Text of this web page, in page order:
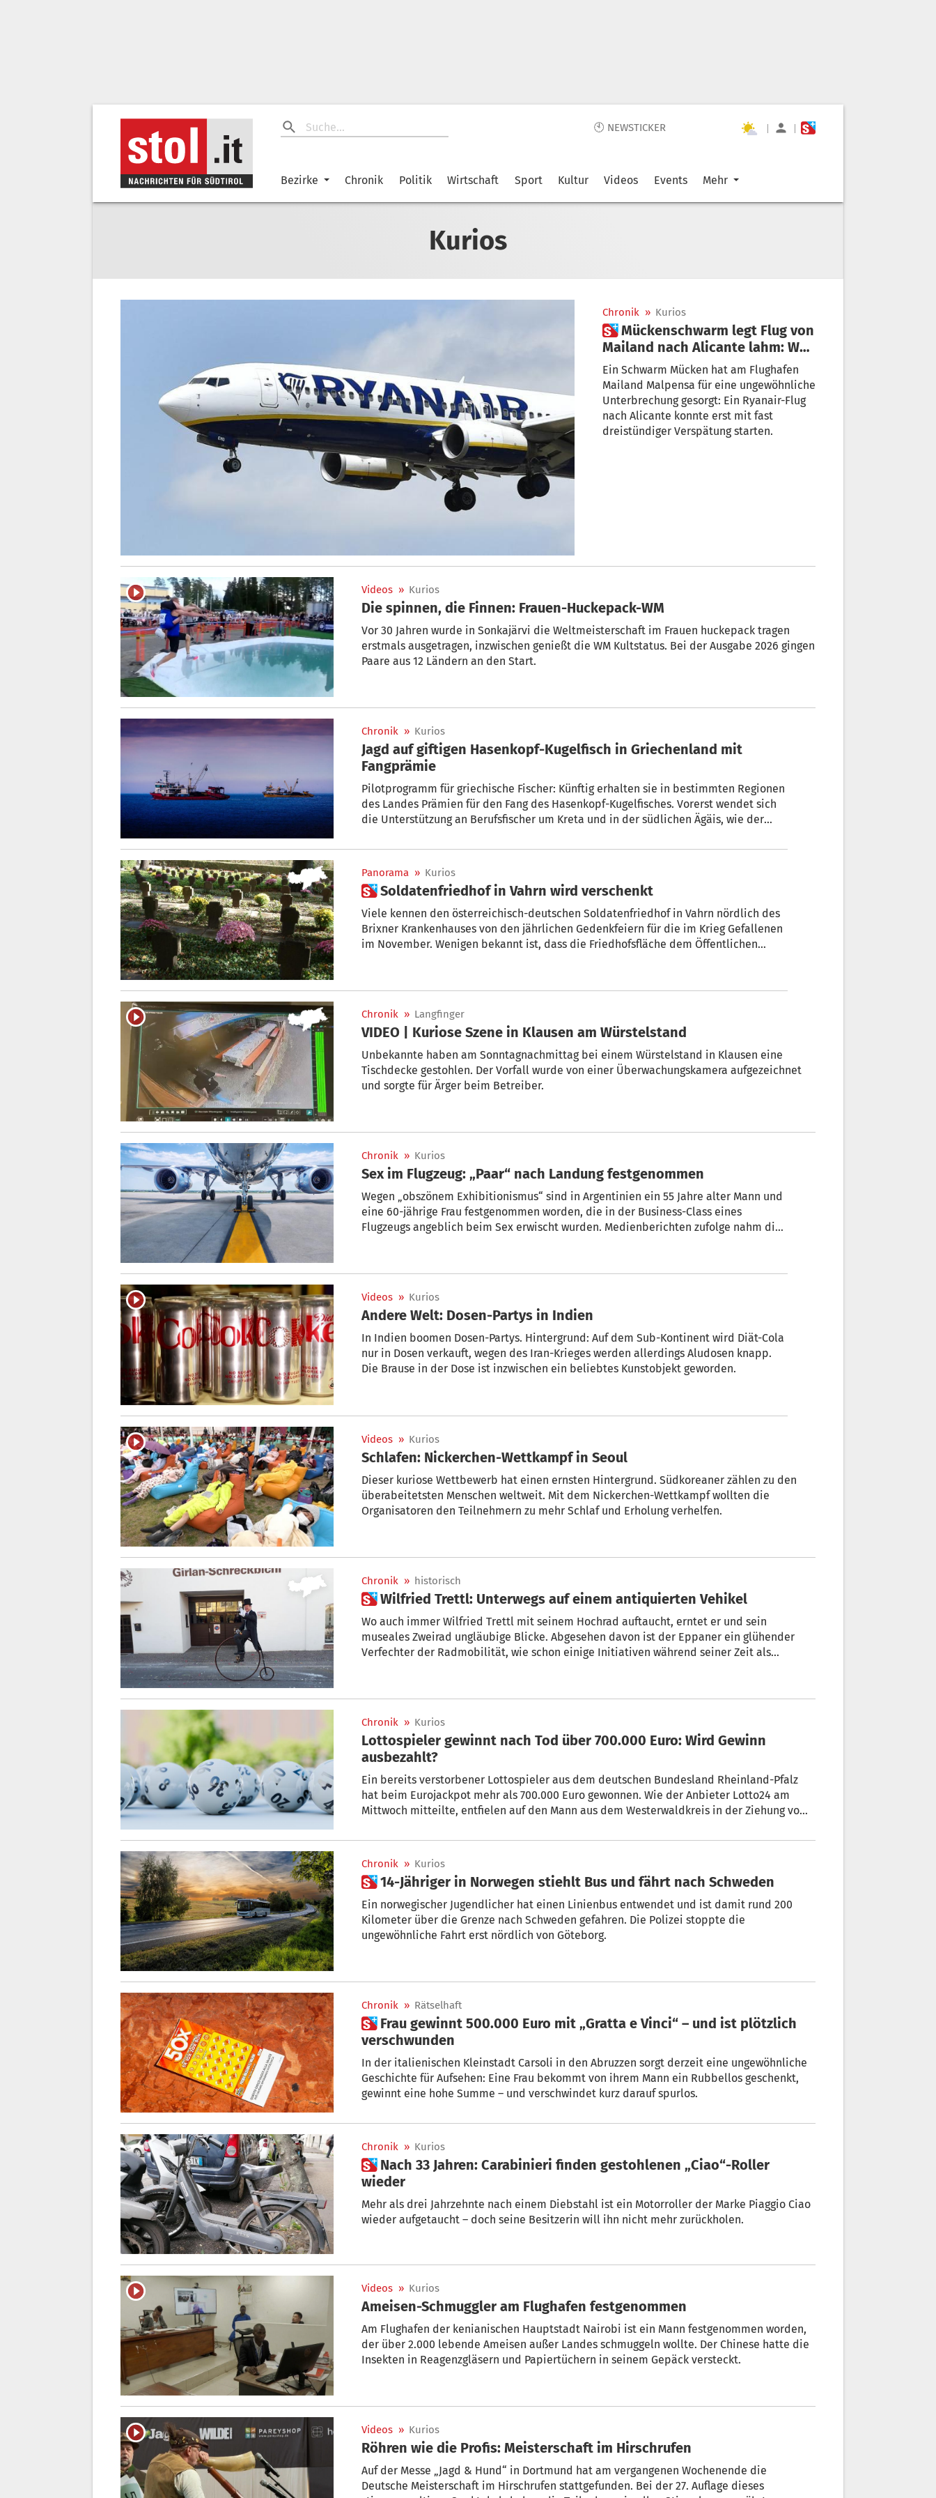
🕙 NEWSTICKER | |
Bezirke Chronik Politik Wirtschaft Sport Kultur Videos Events Mehr
Kurios
Chronik » Kurios
 Mückenschwarm legt Flug von
Mailand nach Alicante lahm: Was
war da los?
Ein Schwarm Mücken hat am Flughafen
Mailand Malpensa für eine ungewöhnliche
Unterbrechung gesorgt: Ein Ryanair-Flug
nach Alicante konnte erst mit fast
dreistündiger Verspätung starten.
Videos » Kurios
Die spinnen, die Finnen: Frauen-Huckepack-WM
Vor 30 Jahren wurde in Sonkajärvi die Weltmeisterschaft im Frauen huckepack tragen
erstmals ausgetragen, inzwischen genießt die WM Kultstatus. Bei der Ausgabe 2026 gingen
Paare aus 12 Ländern an den Start.
Chronik » Kurios
Jagd auf giftigen Hasenkopf-Kugelfisch in Griechenland mit
Fangprämie
Pilotprogramm für griechische Fischer: Künftig erhalten sie in bestimmten Regionen
des Landes Prämien für den Fang des Hasenkopf-Kugelfisches. Vorerst wendet sich
die Unterstützung an Berufsfischer um Kreta und in der südlichen Ägäis, wie der
Panorama » Kurios
 Soldatenfriedhof in Vahrn wird verschenkt
Viele kennen den österreichisch-deutschen Soldatenfriedhof in Vahrn nördlich des
Brixner Krankenhauses von den jährlichen Gedenkfeiern für die im Krieg Gefallenen
im November. Wenigen bekannt ist, dass die Friedhofsfläche dem Öffentlichen
schenken.
Chronik » Langfinger
VIDEO | Kuriose Szene in Klausen am Würstelstand
Unbekannte haben am Sonntagnachmittag bei einem Würstelstand in Klausen eine
Tischdecke gestohlen. Der Vorfall wurde von einer Überwachungskamera aufgezeichnet
und sorgte für Ärger beim Betreiber.
Chronik » Kurios
Sex im Flugzeug: „Paar“ nach Landung festgenommen
Wegen „obszönem Exhibitionismus“ sind in Argentinien ein 55 Jahre alter Mann und
eine 60-jährige Frau festgenommen worden, die in der Business-Class eines
Flugzeugs angeblich beim Sex erwischt wurden. Medienberichten zufolge nahm die
Videos » Kurios
Andere Welt: Dosen-Partys in Indien
In Indien boomen Dosen-Partys. Hintergrund: Auf dem Sub-Kontinent wird Diät-Cola
nur in Dosen verkauft, wegen des Iran-Krieges werden allerdings Aludosen knapp.
Die Brause in der Dose ist inzwischen ein beliebtes Kunstobjekt geworden.
Videos » Kurios
Schlafen: Nickerchen-Wettkampf in Seoul
Dieser kuriose Wettbewerb hat einen ernsten Hintergrund. Südkoreaner zählen zu den
überabeitetsten Menschen weltweit. Mit dem Nickerchen-Wettkampf wollten die
Organisatoren den Teilnehmern zu mehr Schlaf und Erholung verhelfen.
Chronik » historisch
 Wilfried Trettl: Unterwegs auf einem antiquierten Vehikel
Wo auch immer Wilfried Trettl mit seinem Hochrad auftaucht, erntet er und sein
museales Zweirad ungläubige Blicke. Abgesehen davon ist der Eppaner ein glühender
Verfechter der Radmobilität, wie schon einige Initiativen während seiner Zeit als
Chronik » Kurios
Lottospieler gewinnt nach Tod über 700.000 Euro: Wird Gewinn
ausbezahlt?
Ein bereits verstorbener Lottospieler aus dem deutschen Bundesland Rheinland-Pfalz
hat beim Eurojackpot mehr als 700.000 Euro gewonnen. Wie der Anbieter Lotto24 am
Mittwoch mitteilte, entfielen auf den Mann aus dem Westerwaldkreis in der Ziehung vom
Spiel-Abo, wie der Anbieter aufdeckte.
Chronik » Kurios
 14-Jähriger in Norwegen stiehlt Bus und fährt nach Schweden
Ein norwegischer Jugendlicher hat einen Linienbus entwendet und ist damit rund 200
Kilometer über die Grenze nach Schweden gefahren. Die Polizei stoppte die
ungewöhnliche Fahrt erst nördlich von Göteborg.
Chronik » Rätselhaft
 Frau gewinnt 500.000 Euro mit „Gratta e Vinci“ – und ist plötzlich
verschwunden
In der italienischen Kleinstadt Carsoli in den Abruzzen sorgt derzeit eine ungewöhnliche
Geschichte für Aufsehen: Eine Frau bekommt von ihrem Mann ein Rubbellos geschenkt,
gewinnt eine hohe Summe – und verschwindet kurz darauf spurlos.
Chronik » Kurios
 Nach 33 Jahren: Carabinieri finden gestohlenen „Ciao“-Roller
wieder
Mehr als drei Jahrzehnte nach einem Diebstahl ist ein Motorroller der Marke Piaggio Ciao
wieder aufgetaucht – doch seine Besitzerin will ihn nicht mehr zurückholen.
Videos » Kurios
Ameisen-Schmuggler am Flughafen festgenommen
Am Flughafen der kenianischen Hauptstadt Nairobi ist ein Mann festgenommen worden,
der über 2.000 lebende Ameisen außer Landes schmuggeln wollte. Der Chinese hatte die
Insekten in Reagenzgläsern und Papiertüchern in seinem Gepäck versteckt.
Videos » Kurios
Röhren wie die Profis: Meisterschaft im Hirschrufen
Auf der Messe „Jagd & Hund“ in Dortmund hat am vergangenen Wochenende die
Deutsche Meisterschaft im Hirschrufen stattgefunden. Bei der 27. Auflage dieses